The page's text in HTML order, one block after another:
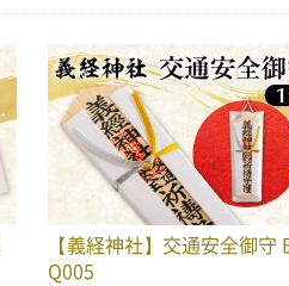
【義経神社】交通安全御守
Q005